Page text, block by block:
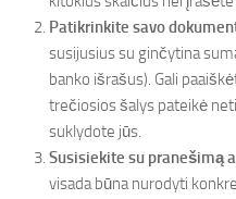
Patikrinkite savo
susijusius su ginčytina
banko išrašus). Gali
trečiosios šalys pateikė
suklydote jūs.
Susisiekite su pranešimą
visada būna nurodyti